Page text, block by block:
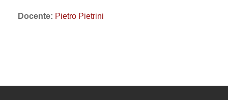
Docente: Pietro Pietrini